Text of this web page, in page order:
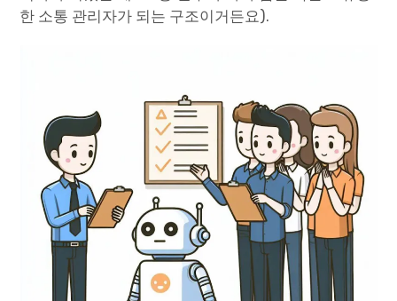
한 소통 관리자가 되는 구조이거든요).